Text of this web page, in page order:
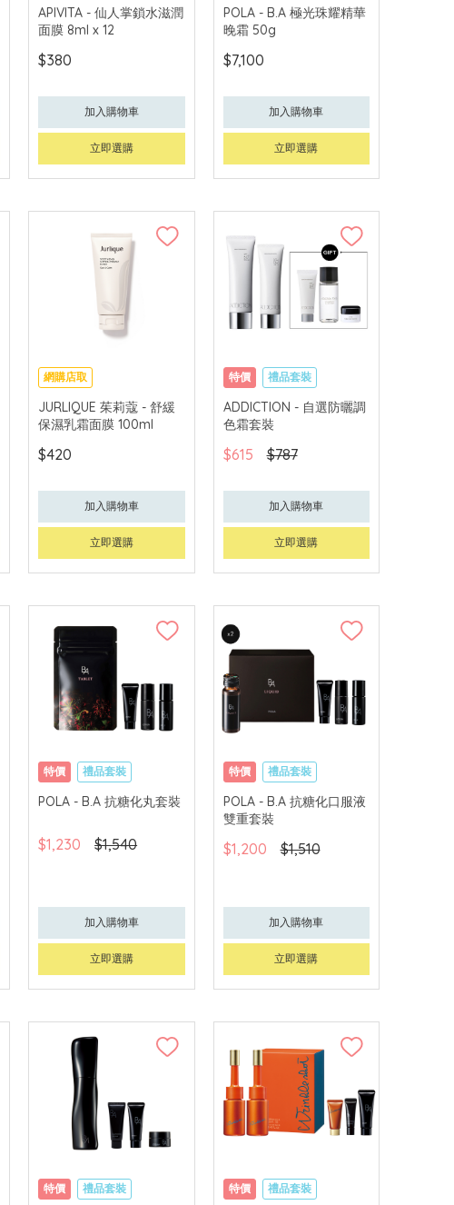
可中國內地配送
APIVITA - 仙人掌鎖水滋潤
面膜 8ml x 12
$380
加入購物車
立即選購
可中國內地配送
POLA - B.A 極光珠耀精華
晚霜 50g
$7,100
加入購物車
立即選購
網購店取
可中國內地配送
JURLIQUE 茱莉蔻 - 舒緩
保濕乳霜面膜 100ml
$420
加入購物車
立即選購
特價
禮品套裝
網購店取
獨家
ADDICTION - 自選防曬調
色霜套裝
$615 $787
加入購物車
立即選購
特價
禮品套裝
網購店取
POLA - B.A 抗糖化丸套裝
$1,230 $1,540
加入購物車
立即選購
特價
禮品套裝
網購店取
POLA - B.A 抗糖化口服液
雙重套裝
$1,200 $1,510
加入購物車
立即選購
特價
禮品套裝
特價
禮品套裝